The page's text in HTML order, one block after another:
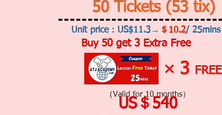
50 Tickets (53 tix)
Unit price：US$11.3→ ＄10.2/ 25mins
Buy 50 get 3 Extra Free
× 3 FREE
（Valid for 10 months）
US＄540